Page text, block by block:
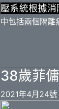
壓系統根據
中包括兩個隔離
38歲菲
2021年4月24